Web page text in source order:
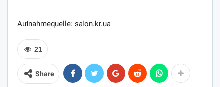
Aufnahmequelle: salon.kr.ua
21
Share